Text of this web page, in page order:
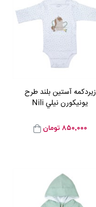
زيردکمه آستين بلند طرح
يونيکورن نيلي Nili
۸۵۰,۰۰۰ تومان